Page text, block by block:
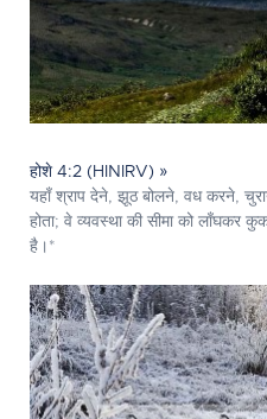
होशे 4:2 (HINIRV) »
यहाँ श्राप देने, झूठ बोलने, वध करने,
होता; वे व्यवस्था की सीमा को लाँघकर
है।*